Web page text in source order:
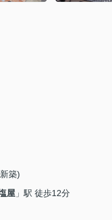
築)
屋 」駅 徒歩12分